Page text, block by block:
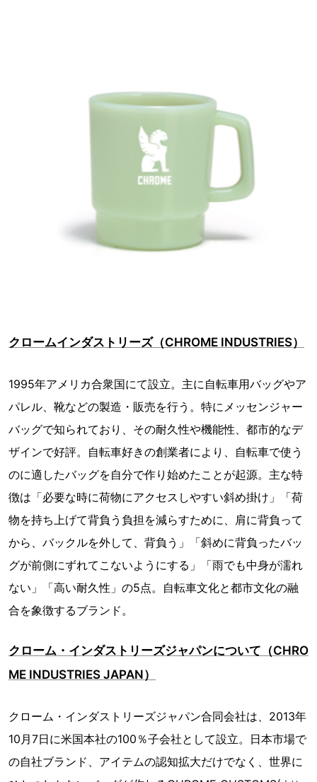
クロームインダストリーズ（CHROME INDUSTRIES）
1995年アメリカ合衆国にて設立。主に自転車用バッグやア
パレル、靴などの製造・販売を行う。特にメッセンジャー
バッグで知られており、その耐久性や機能性、都市的なデ
ザインで好評。自転車好きの創業者により、自転車で使う
のに適したバッグを自分で作り始めたことが起源。主な特
徴は「必要な時に荷物にアクセスしやすい斜め掛け」「荷
物を持ち上げて背負う負担を減らすために、肩に背負って
から、バックルを外して、背負う」「斜めに背負ったバッ
グが前側にずれてこないようにする」「雨でも中身が濡れ
ない」「高い耐久性」の5点。自転車文化と都市文化の融
合を象徴するブランド。
クローム・インダストリーズジャパンについて（CHRO
ME INDUSTRIES JAPAN）
クローム・インダストリーズジャパン合同会社は、2013年
10月7日に米国本社の100％子会社として設立。日本市場で
の自社ブランド、アイテムの認知拡大だけでなく、世界に